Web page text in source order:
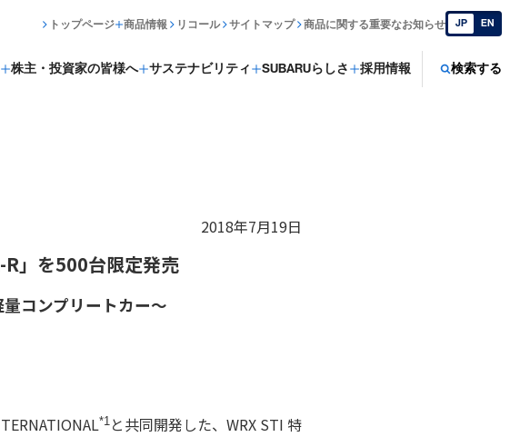
株主・投資家の皆様へ サステナビリティ SUBARUらしさ 採用情報 検索する
トップページ 商品情報 リコール サイトマップ 商品に関する重要なお知らせ JP EN
2018年7月19日
」を500台限定発売
コンプリートカー～
*1 と共同開発した、WRX STI 特